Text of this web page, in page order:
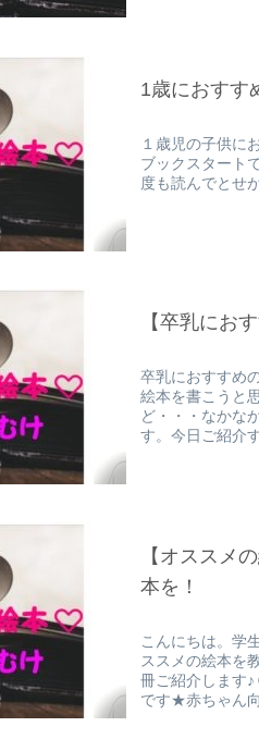
1歳におすす
１歳児の子供に
ブックスタート
度も読んでとせ
【卒乳にお
卒乳におすすめ
絵本を書こうと
ど・・・なかな
す。今日ご紹介
【オススメ
本を！
こんにちは。学
ススメの絵本を
冊ご紹介します
です★赤ちゃん